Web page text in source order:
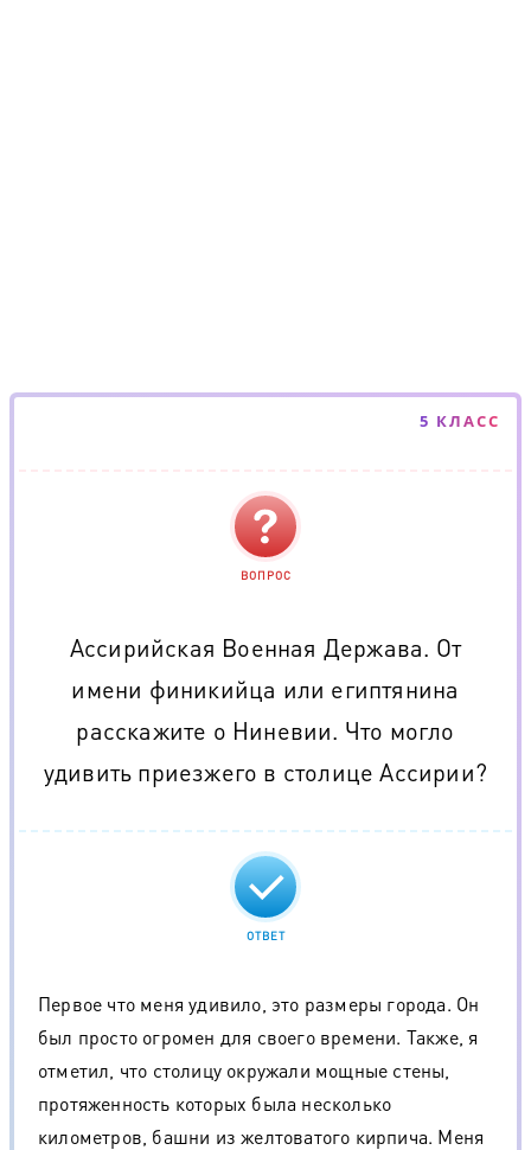
5 КЛАСС
ВОПРОС
Ассирийская Военная Держава. От
имени финикийца или египтянина
расскажите о Ниневии. Что могло
удивить приезжего в столице Ассирии?
ОТВЕТ
Первое что меня удивило, это размеры города. Он
был просто огромен для своего времени. Также, я
отметил, что столицу окружали мощные стены,
протяженность которых была несколько
километров, башни из желтоватого кирпича. Меня